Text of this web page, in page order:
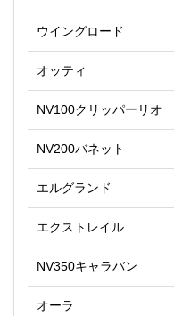
ウイングロード
オッティ
NV100クリッパーリオ
NV200バネット
エルグランド
エクストレイル
NV350キャラバン
オーラ